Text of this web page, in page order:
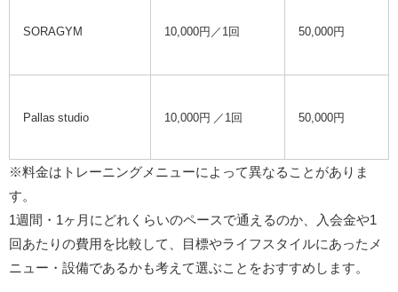
SORAGYM 10,000円／1回 50,000円
Pallas studio 10,000円 ／1回 50,000円
※料金はトレーニングメニューによって異なることがありま
す。
1週間・1ヶ月にどれくらいのペースで通えるのか、入会金や1
回あたりの費用を比較して、目標やライフスタイルにあったメ
ニュー・設備であるかも考えて選ぶことをおすすめします。